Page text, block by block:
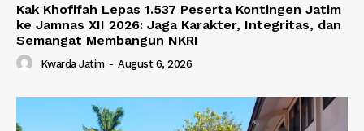
Kak Khofifah Lepas 1.537 Peserta Kontingen Jatim
ke Jamnas XII 2026: Jaga Karakter, Integritas, dan
Semangat Membangun NKRI
Kwarda Jatim - August 6, 2026